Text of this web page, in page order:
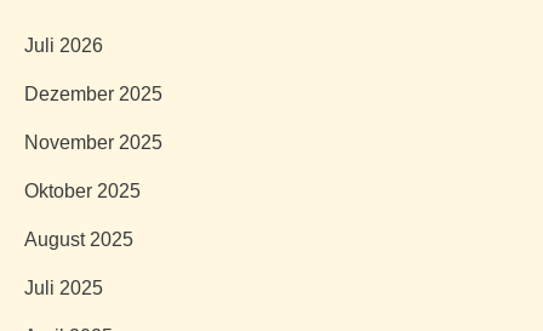
Juli 2026
Dezember 2025
November 2025
Oktober 2025
August 2025
Juli 2025